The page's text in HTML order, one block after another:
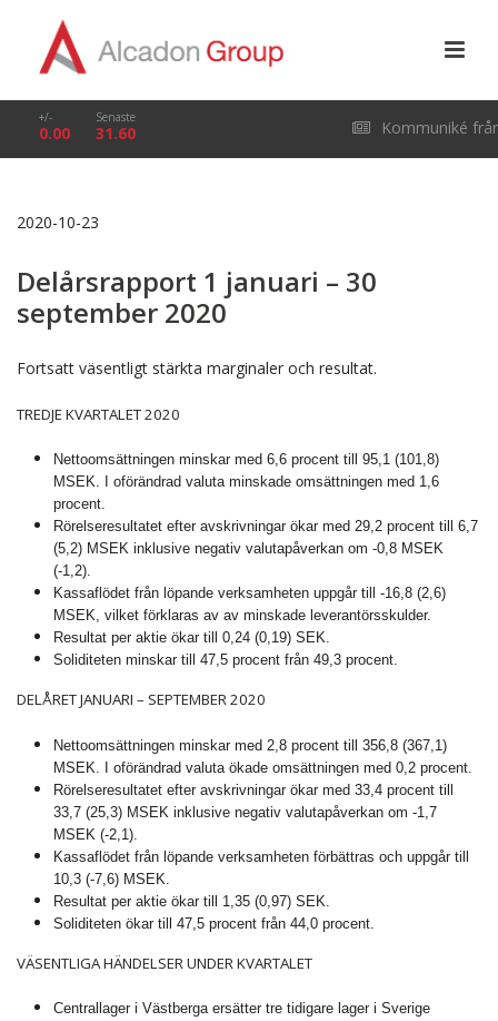
+/-
0.00
Senaste
31.60 Kommuniké
29 april 2026
2020-10-23
Delårsrapport 1 januari – 30
september 2020
Fortsatt väsentligt stärkta marginaler och resultat.
TREDJE KVARTALET 2020
Nettoomsättningen minskar med 6,6 procent till 95,1 (101,8)
MSEK. I oförändrad valuta minskade omsättningen med 1,6
procent.
Rörelseresultatet efter avskrivningar ökar med 29,2 procent till 6,7
(5,2) MSEK inklusive negativ valutapåverkan om -0,8 MSEK
(-1,2).
Kassaflödet från löpande verksamheten uppgår till -16,8 (2,6)
MSEK, vilket förklaras av av minskade leverantörsskulder.
Resultat per aktie ökar till 0,24 (0,19) SEK.
Soliditeten minskar till 47,5 procent från 49,3 procent.
DELÅRET JANUARI – SEPTEMBER 2020
Nettoomsättningen minskar med 2,8 procent till 356,8 (367,1)
MSEK. I oförändrad valuta ökade omsättningen med 0,2 procent.
Rörelseresultatet efter avskrivningar ökar med 33,4 procent till
33,7 (25,3) MSEK inklusive negativ valutapåverkan om -1,7
MSEK (-2,1).
Kassaflödet från löpande verksamheten förbättras och uppgår till
10,3 (-7,6) MSEK.
Resultat per aktie ökar till 1,35 (0,97) SEK.
Soliditeten ökar till 47,5 procent från 44,0 procent.
VÄSENTLIGA HÄNDELSER UNDER KVARTALET
Centrallager i Västberga ersätter tre tidigare lager i Sverige